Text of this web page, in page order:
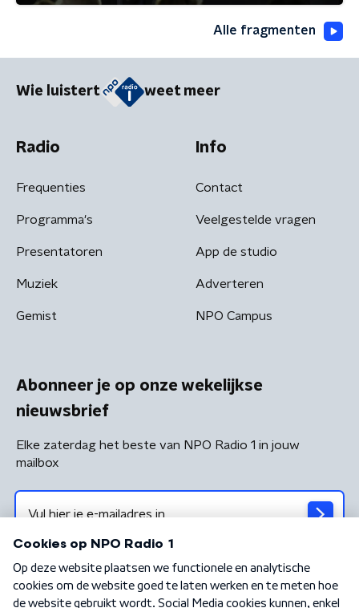
Alle fragmenten
Wie luistert weet meer
Radio
Frequenties
Programma's
Presentatoren
Muziek
Gemist
Info
Contact
Veelgestelde vragen
App de studio
Adverteren
NPO Campus
Abonneer je op onze wekelijkse
nieuwsbrief
Elke zaterdag het beste van NPO Radio 1 in jouw
mailbox